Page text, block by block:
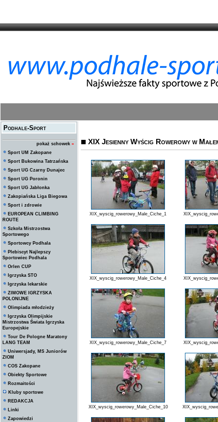
Podhale-Sport
pokaż schowek »
Sport UM Zakopane
Sport Bukowina Tatrzańska
Sport UG Czarny Dunajec
Sport UG Poronin
Sport UG Jabłonka
Zakopiańska Liga Biegowa
Sport i zdrowie
EUROPEAN CLIMBING
ROUTE
Szkoła Mistrzostwa
Sportowego
Sportowcy Podhala
Plebiscyt Najlepszy
Sportowiec Podhala
Orlen CUP
Igrzyska STO
Igrzyska lekarskie
ZIMOWE IGRZYSKA
POLONIJNE
Olimpiada młodzieży
Igrzyska Olimpijskie
Mistrzostwa Świata Igrzyska
Europejskie
Tour De Pologne Maratony
LANG TEAM
Uniwersjady, MS Juniorów
ZIOM
COS Zakopane
Obiekty Sportowe
Rozmaitości
Kluby sportowe
REDAKCJA
Linki
Zapowiedzi
XIX Jesienny Wyścig Rowerowy w
XIX_wyscig_rowerowy_Male_Ciche_1
XIX_wyscig_rowerowy_Male_Ciche_4
XIX_wyscig_rowerowy_Male_Ciche_7
XIX_wyscig_rowerowy_Male_Ciche_10